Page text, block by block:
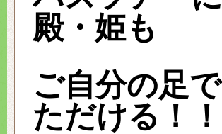
殿・姫も
ご自分の足
ただける！！